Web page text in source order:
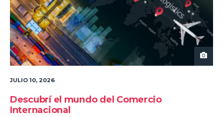
JULIO 10, 2026
Descubrí el mundo del Comercio
Internacional